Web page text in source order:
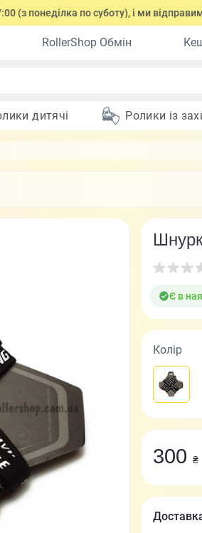
понеділка по суботу), і ми відправимо
RollerShop Обмін
дитячі Ролики із
Є в
Колір
300 ₴